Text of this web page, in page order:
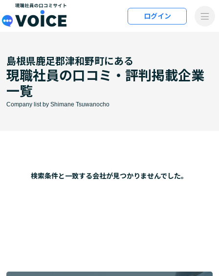
メインコンテンツにスキップ
ログイン
島根県鹿足郡津和野町にある
現職社員の口コミ・評判掲載企業
一覧
Company list by Shimane Tsuwanocho
検索条件と⼀致する会社が⾒つかりませんでした。